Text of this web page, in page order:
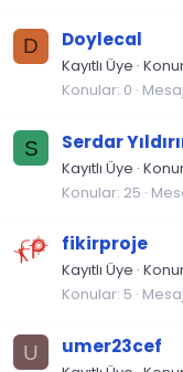
D Doylecal
Kayıtlı Üye ·
Konular 0
S Serdar
Kayıtlı Üye ·
Konular 25
fikirproje
Kayıtlı Üye ·
Konular 5
U umer23cef